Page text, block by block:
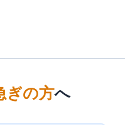
ぎの方へ